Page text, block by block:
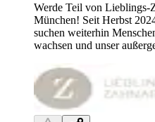
Werde Teil von Lieblings-
München! Seit Herbst
suchen weiterhin
wachsen und unser